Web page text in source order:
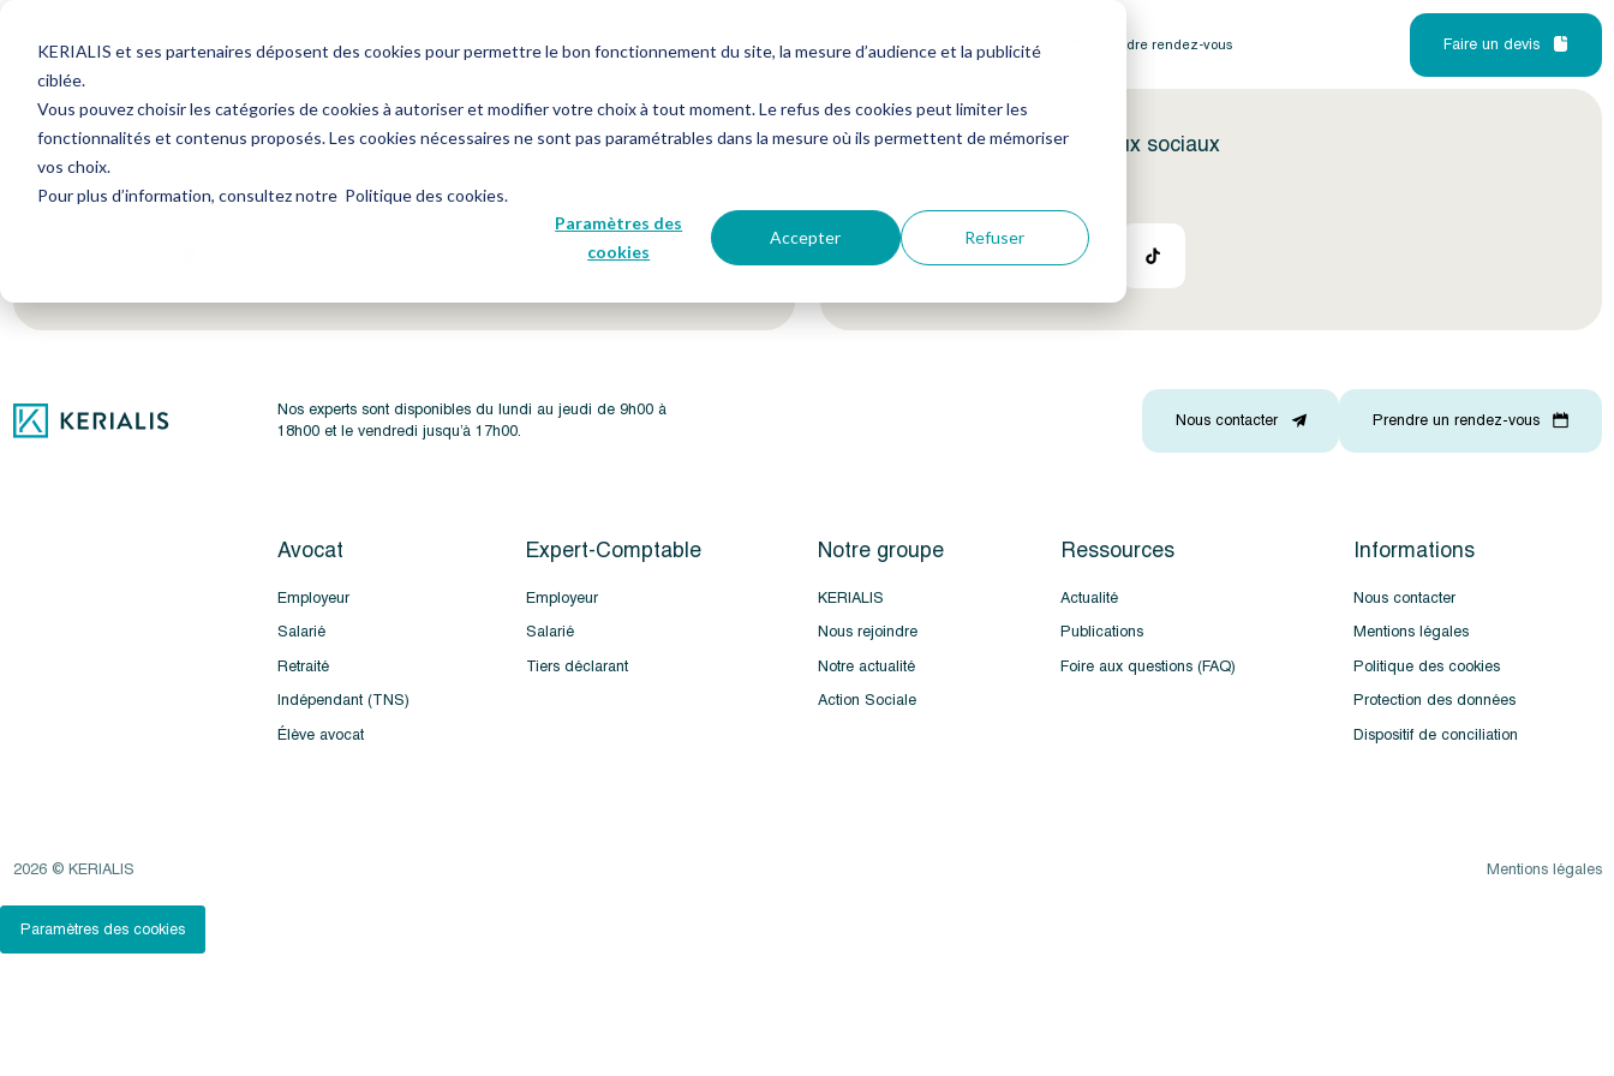
KERIALIS et ses partenaires déposent des cookies pour permettre le bon fonctionnement du site, la mesure d’audience et la publicité
ciblée.
Vous pouvez choisir les catégories de cookies à autoriser et modifier votre choix à tout moment. Le refus des cookies peut limiter les
fonctionnalités et contenus proposés. Les cookies nécessaires ne sont pas paramétrables dans la mesure où ils permettent de mémoriser
vos choix.
Pour plus d’information, consultez notre Politique des cookies.
Paramètres des
cookies
Accepter Refuser
Avocat Expert-Comptable Ressources Notre groupe Me connecter Nous contacter Prendre rendez-vous Faire un devis
Encore plus d'actus ? Inscrivez-vous à notre newsletter ! Suivez-nous sur nos réseaux sociaux
Nos experts sont disponibles du lundi au jeudi de 9h00 à
18h00 et le vendredi jusqu’à 17h00.
Nous contacter Prendre un rendez-vous
Avocat
Employeur
Salarié
Retraité
Indépendant (TNS)
Élève avocat
Expert-Comptable
Employeur
Salarié
Tiers déclarant
Notre groupe
KERIALIS
Nous rejoindre
Notre actualité
Action Sociale
Ressources
Actualité
Publications
Foire aux questions (FAQ)
Informations
Nous contacter
Mentions légales
Politique des cookies
Protection des données
Dispositif de conciliation
2026 © KERIALIS Mentions légales
Paramètres des cookies